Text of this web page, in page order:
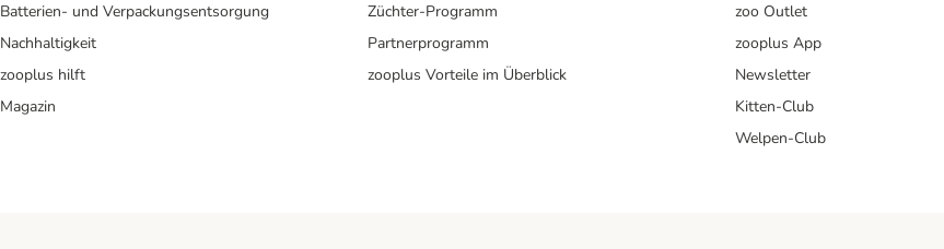
Batterien- und Verpackungsentsorgung
Nachhaltigkeit
zooplus hilft
Magazin
Züchter-Programm
Partnerprogramm
zooplus Vorteile im Überblick
zoo Outlet
zooplus App
Newsletter
Kitten-Club
Welpen-Club